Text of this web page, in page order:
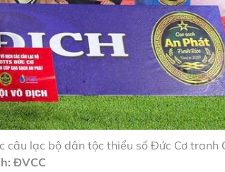
câu lạc bộ dân tộc thiểu số Đức Cơ tranh
ĐVCC